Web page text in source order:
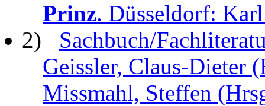
Prinz. Düsseldorf:
2) Sachbuch/
Geissler, Claus-Dieter
Missmahl, Steffen